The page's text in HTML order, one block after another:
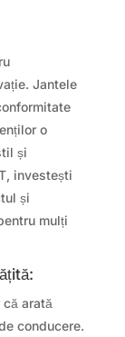
Jantele
o
și
investești
și
mulți
arată
conducere.